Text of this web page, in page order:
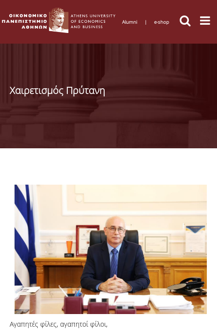
Alumni | e-shop
Χαιρετισμός Πρύτανη
Αγαπητές φίλες, αγαπητοί φίλοι,